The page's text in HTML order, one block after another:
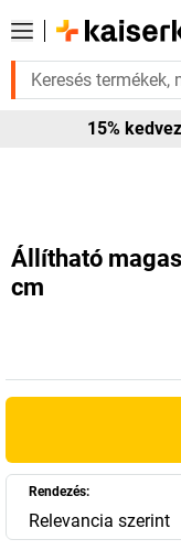
szüksége van rá?
15%
Állítható
cm
Rendezés:
Relevancia szerint